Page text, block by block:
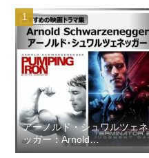
アーノルド・シュワルツェネ
ッガー：Arnold
Schwarzenegger【おすすめ